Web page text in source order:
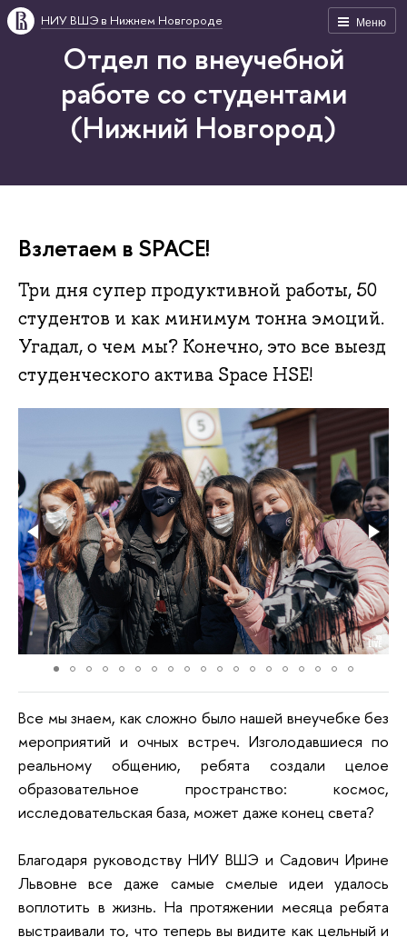
Меню
НИУ ВШЭ в Нижнем Новгороде
Отдел по внеучебной
работе со студентами
(Нижний Новгород)
Взлетаем в SPACE!
Три дня супер продуктивной работы, 50
студентов и как минимум тонна эмоций.
Угадал, о чем мы? Конечно, это все выезд
студенческого актива Space HSE!
Все мы знаем, как сложно было нашей внеучебке без
мероприятий и очных встреч. Изголодавшиеся по
реальному общению, ребята создали целое
образовательное пространство: космос,
исследовательская база, может даже конец света?
Благодаря руководству НИУ ВШЭ и Садович Ирине
Львовне все даже самые смелые идеи удалось
воплотить в жизнь. На протяжении месяца ребята
выстраивали то, что теперь вы видите как цельный и